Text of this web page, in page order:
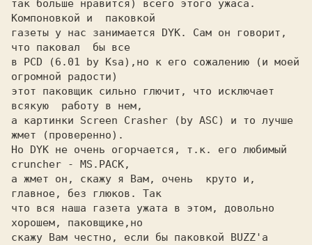
так больше нравится) всего этого ужаса.
Компоновкой и  паковкой
газеты у нас занимается DYK. Сам он говорит,
что паковал  бы все
в PCD (6.01 by Ksa),но к его сожалению (и моей
огромной радости)
этот паковщик сильно глючит, что исключает
всякую  работу в нем,
а картинки Screen Crasher (by ASC) и то лучше
жмет (проверенно).
Но DYK не очень огорчается, т.к. его любимый
cruncher - МS.PACK,
a жмет он, скажу я Вам, очень  круто и,
главное, без глюков. Так
что вся наша газета ужата в этом, довольно
хорошем, паковщике,но
скажу Вам честно, если бы паковкой BUZZ'а